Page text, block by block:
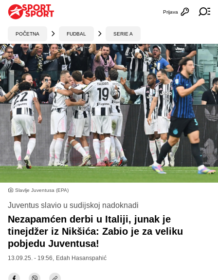
Otvori
Prijava
POČETNA FUDBAL SERIE A
Slavlje Juventusa (EPA)
Juventus slavio u sudijskoj nadoknadi
Nezapamćen derbi u Italiji, junak je
tinejdžer iz Nikšića: Zabio je za veliku
pobjedu Juventusa!
13.09.25. - 19:56, Edah Hasanspahić